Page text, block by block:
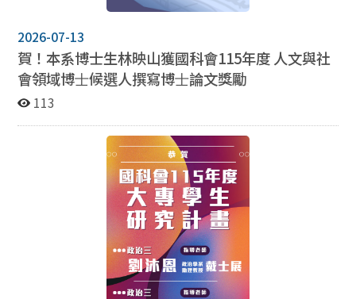
2026-07-13
賀！本系博士生林映山獲國科會115年度 ⼈⽂與社
會領域博⼠候選⼈撰寫博⼠論⽂獎勵
113